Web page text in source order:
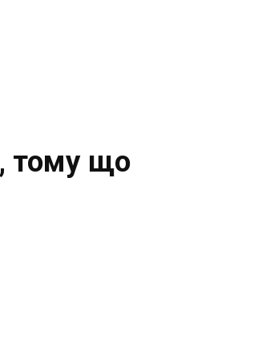
тому що